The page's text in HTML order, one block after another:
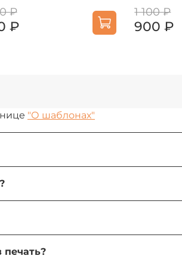
₽
₽
1 100 ₽
900 ₽
"О шаблонах"